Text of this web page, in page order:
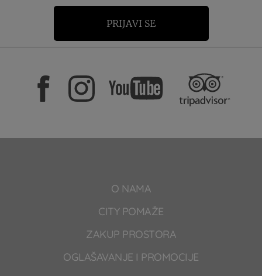
PRIJAVI SE
O NAMA
CITY POMAŽE
ZAKUP PROSTORA
OGLAŠAVANJE I PROMOCIJE